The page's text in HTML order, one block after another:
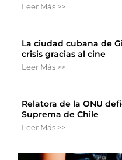
Leer Más >>
La ciudad cubana de
crisis gracias al cine
Leer Más >>
Relatora de la ONU
Suprema de Chile
Leer Más >>